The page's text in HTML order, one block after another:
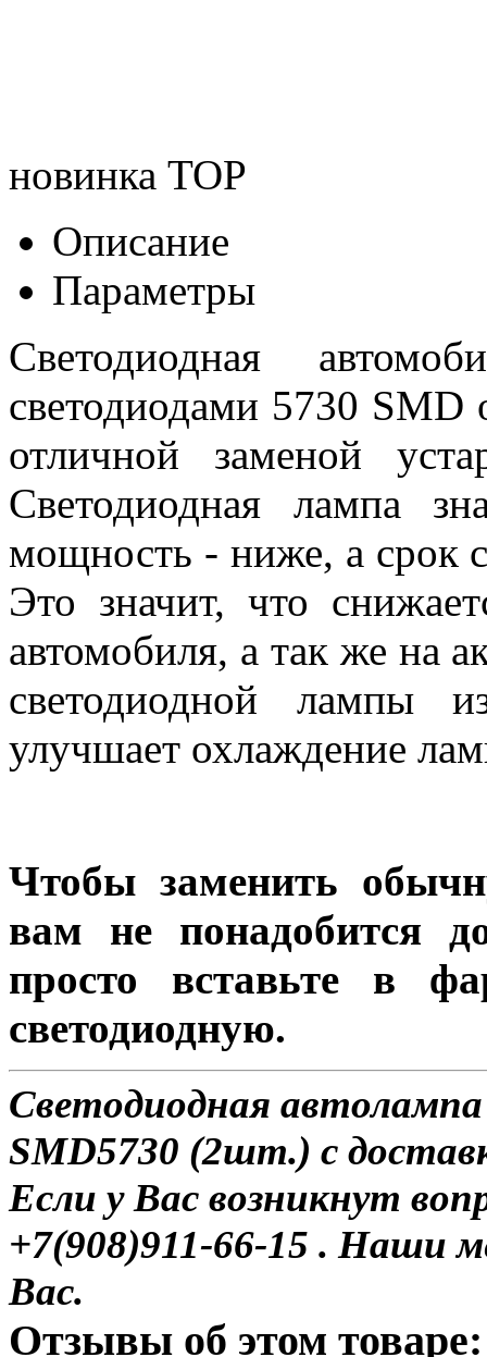
новинка TOP
Описание
Параметры
Светодиодная
светодиодами 5730
отличной заменой
Светодиодная лампа
мощность - ниже, а срок
Это значит, что
автомобиля, а так же на
светодиодной лампы
улучшает охлаждение
Чтобы заменить
вам не понадобится
просто вставьте в
светодиодную.
Светодиодная
SMD5730 (2шт.) с
Если у Вас возникнут
+7(908)911-66-15 . Наши
Вас.
Отзывы об этом товаре: